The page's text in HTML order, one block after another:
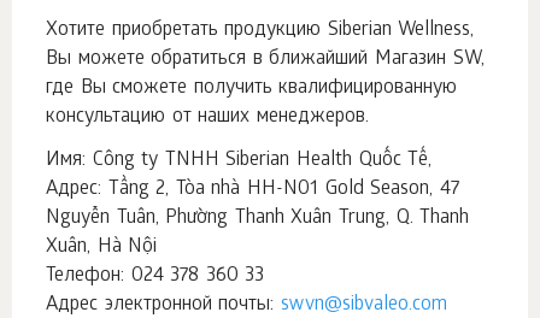
Хотите приобретать продукцию Siberian Wellness,
Вы можете обратиться в ближайший Магазин SW,
где Вы сможете получить квалифицированную
консультацию от наших менеджеров.
Имя: Công ty TNHH Siberian Health Quốc Tế,
Адрес: Tầng 2, Tòa nhà HH-N01 Gold Season, 47
Nguyễn Tuân, Phường Thanh Xuân Trung, Q. Thanh
Xuân, Hà Nội
Телефон: 024 378 360 33
Адрес электронной почты: swvn@sibvaleo.com